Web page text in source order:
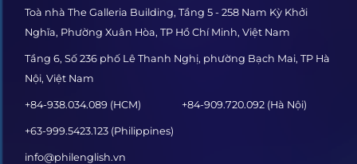
Toà nhà The Galleria Building, Tầng 5 - 258 Nam Kỳ Khởi
Nghĩa, Phường Xuân Hòa, TP Hồ Chí Minh, Việt Nam
Tầng 6, Số 236 phố Lê Thanh Nghị, phường Bạch Mai, TP Hà
Nội, Việt Nam
+84-938.034.089 (HCM) +84-909.720.092 (Hà Nội)
+63-999.5423.123 (Philippines)
info@philenglish.vn